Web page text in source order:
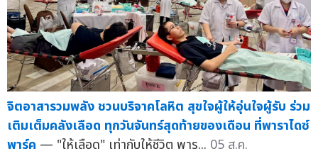
จิตอาสารวมพลัง ชวนบริจาคโลหิต สุขใจผู้ให้อุ่นใจผู้รับ ร่วม
เติมเต็มคลังเลือด ทุกวันจันทร์สุดท้ายของเดือน ที่พาราไดซ์
พาร์ค — "ให้เลือด" เท่ากับให้ชีวิต พาร... 05 ส.ค.